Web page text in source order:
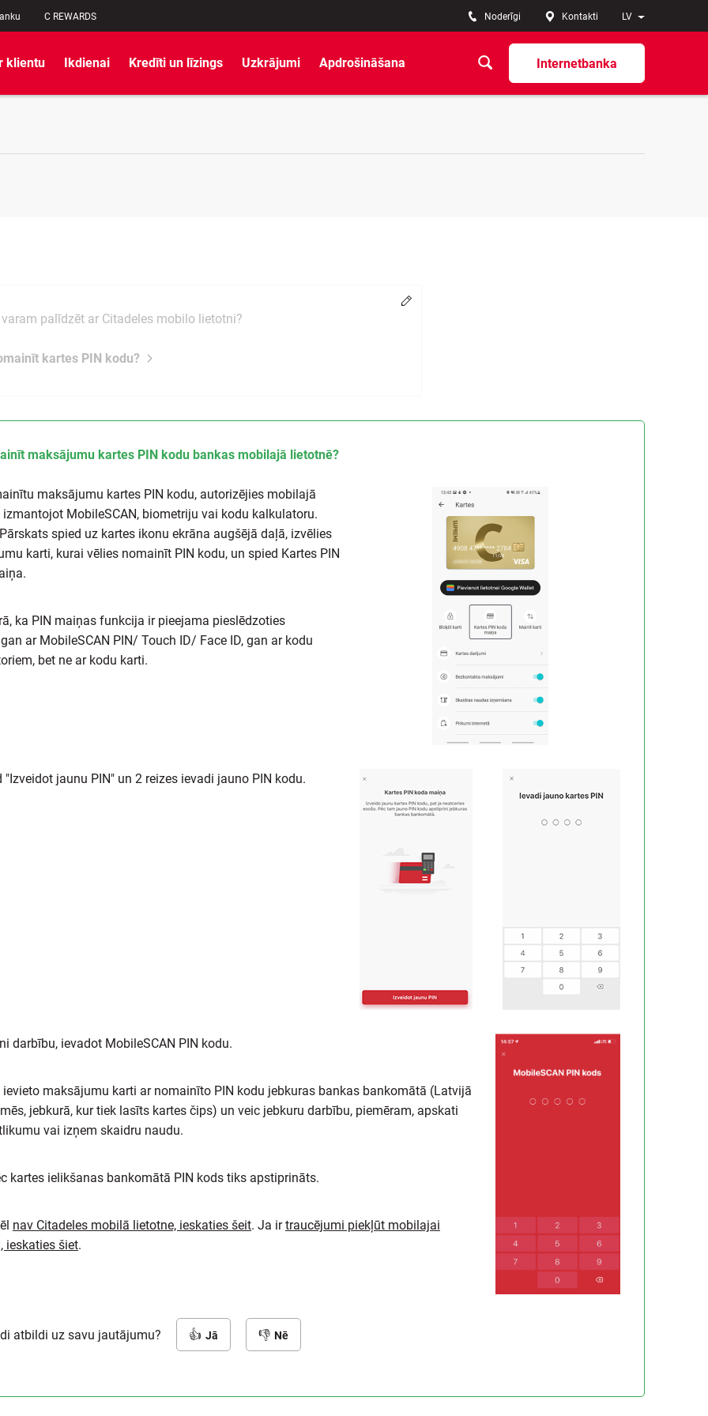
C REWARDS LV
Noderīgi Kontakti
Internetbanka
klientu Ikdienai Kredīti un līzings Uzkrājumi Apdrošināšana
Change
palīdzēt ar Citadeles mobilo lietotni?
kartes PIN kodu?
maksājumu kartes PIN kodu bankas mobilajā lietotnē?
maksājumu kartes PIN kodu, autorizējies mobilajā
izmantojot MobileSCAN, biometriju vai kodu kalkulatoru.
spied uz kartes ikonu ekrāna augšējā daļā, izvēlies
karti, kurai vēlies nomainīt PIN kodu, un spied Kartes PIN
ka PIN maiņas funkcija ir pieejama pieslēdzoties
ar MobileSCAN PIN/ Touch ID/ Face ID, gan ar kodu
bet ne ar kodu karti.
"Izveidot jaunu PIN" un 2 reizes ievadi jauno PIN kodu.
darbību, ievadot MobileSCAN PIN kodu.
ievieto maksājumu karti ar nomainīto PIN kodu jebkuras bankas bankomātā (Latvijā
jebkurā, kur tiek lasīts kartes čips) un veic jebkuru darbību, piemēram, apskati
vai izņem skaidru naudu.
kartes ielikšanas bankomātā PIN kods tiks apstiprināts.
nav Citadeles mobilā lietotne, ieskaties šeit. Ja irtraucējumi piekļūt mobilajai
ieskaties šiet.
atbildi uz savu jautājumu? Jā Nē